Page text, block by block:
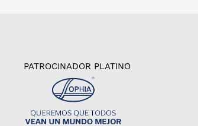
PATROCINADOR PLATINO